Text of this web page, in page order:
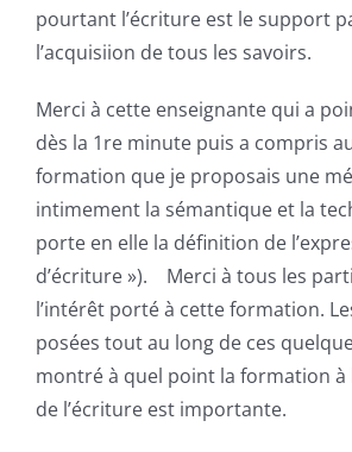
pourtant l’écriture est le support
l’acquisiion de tous les savoirs.
Merci à cette enseignante qui a
dès la 1re minute puis a compris
formation que je proposais une
intimement la sémantique et la
porte en elle la définition de
d’écriture »). Merci à tous les
l’intérêt porté à cette formation.
posées tout au long de ces
montré à quel point la formation à
de l’écriture est importante.